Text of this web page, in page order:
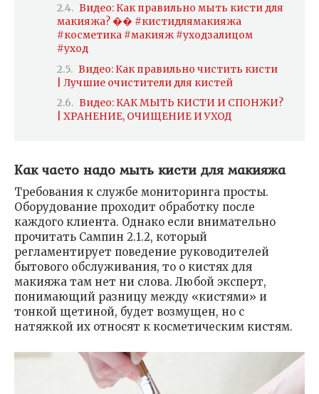
Видео: Как правильно мыть кисти для
макияжа? �� #кистидлямакияжа
#косметика #макияж #уходзалицом
#уход
Видео: Как правильно чистить кисти
| Лучшие очистители для кистей
Видео: КАК МЫТЬ КИСТИ И СПОНЖИ?
| ХРАНЕНИЕ, ОЧИЩЕНИЕ И УХОД
Как часто надо мыть кисти для макияжа
Требования к службе мониторинга просты.
Оборудование проходит обработку после
каждого клиента. Однако если внимательно
прочитать Сампин 2.1.2, который
регламентирует поведение руководителей
бытового обслуживания, то о кистях для
макияжа там нет ни слова. Любой эксперт,
понимающий разницу между «кистями» и
тонкой щетиной, будет возмущен, но с
натяжкой их относят к косметическим кистям.